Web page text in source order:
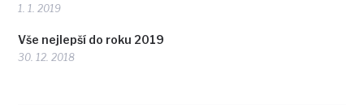
1. 1. 2019
Vše nejlepší do roku 2019
30. 12. 2018